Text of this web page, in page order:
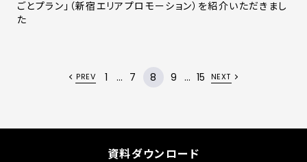
ごとプラン」（新宿エリアプロモーション）を紹介いただきまし
た
PREV 1 ... 7 8 9 ... 15 NEXT
資料ダウンロード